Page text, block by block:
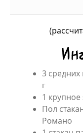
3
г
1
Пол
Романо